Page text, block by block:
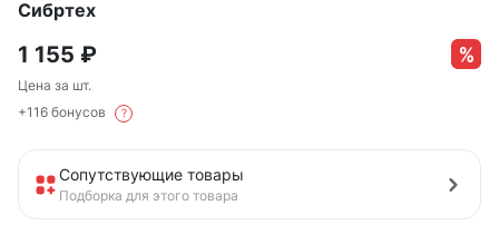
Сибртех
1 155 ₽
Цена за шт.
+116 бонусов
?
Сопутствующие товары
Подборка для этого товара